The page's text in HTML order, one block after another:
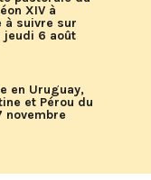
XIV à
à suivre sur
jeudi 6 août
en Uruguay,
et Pérou du
novembre